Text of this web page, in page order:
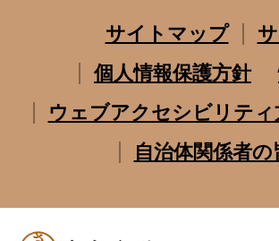
サイトマップ
個人情報保護方針
ウェブアクセシビリティ
自治体関係者の